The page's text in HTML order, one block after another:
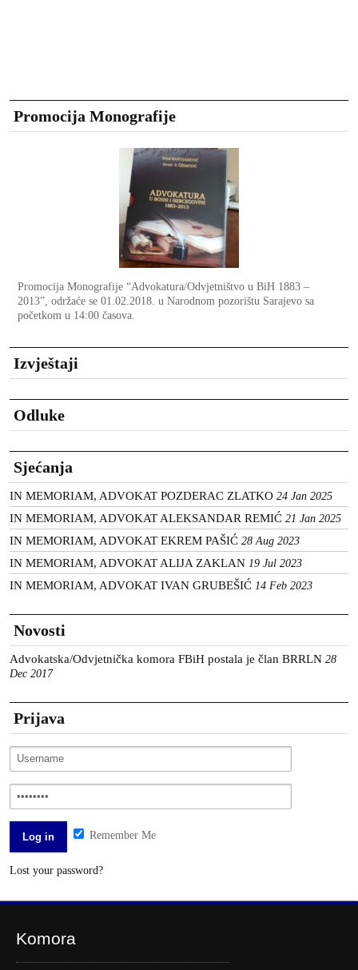
Promocija Monografije
Promocija Monografije “Advokatura/Odvjetništvo u BiH 1883 –
2013”, održaće se 01.02.2018. u Narodnom pozorištu Sarajevo sa
početkom u 14:00 časova.
Izvještaji
Odluke
Sjećanja
IN MEMORIAM, ADVOKAT POZDERAC ZLATKO 24 Jan 2025
IN MEMORIAM, ADVOKAT ALEKSANDAR REMIĆ 21 Jan 2025
IN MEMORIAM, ADVOKAT EKREM PAŠIĆ 28 Aug 2023
IN MEMORIAM, ADVOKAT ALIJA ZAKLAN 19 Jul 2023
IN MEMORIAM, ADVOKAT IVAN GRUBEŠIĆ 14 Feb 2023
Novosti
Advokatska/Odvjetnička komora FBiH postala je član BRRLN 28
Dec 2017
Prijava
Remember Me
Lost your password?
Komora